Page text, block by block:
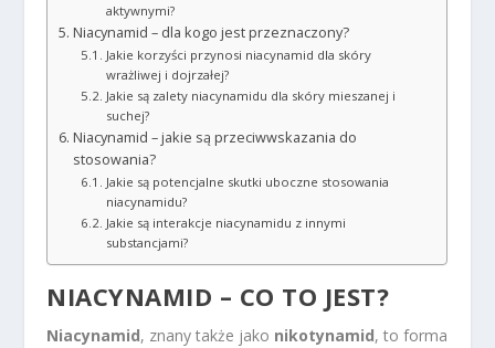
aktywnymi?
Niacynamid – dla kogo jest przeznaczony?
Jakie korzyści przynosi niacynamid dla skóry
wrażliwej i dojrzałej?
Jakie są zalety niacynamidu dla skóry mieszanej i
suchej?
Niacynamid – jakie są przeciwwskazania do
stosowania?
Jakie są potencjalne skutki uboczne stosowania
niacynamidu?
Jakie są interakcje niacynamidu z innymi
substancjami?
NIACYNAMID – CO TO JEST?
Niacynamid, znany także jako nikotynamid, to forma